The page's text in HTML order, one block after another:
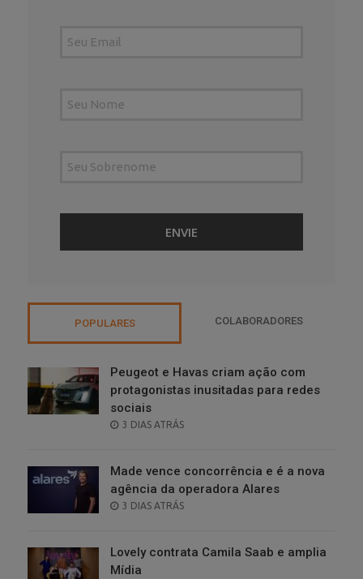
POPULARES COLABORADORES
Peugeot e Havas criam ação com
protagonistas inusitadas para redes
sociais
POSTED
3 DIAS ATRÁS
Made vence concorrência e é a nova
agência da operadora Alares
POSTED
3 DIAS ATRÁS
Lovely contrata Camila Saab e amplia
Mídia